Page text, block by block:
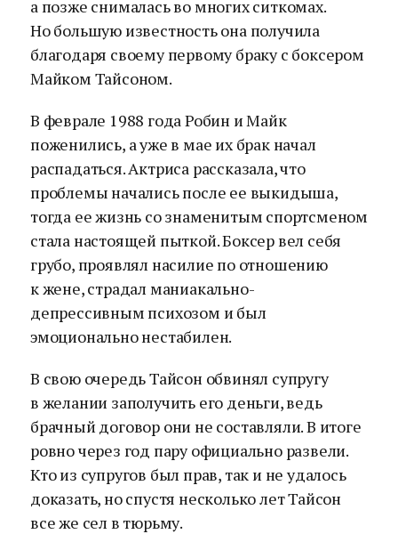
а позже снималась во многих ситкомах.
Но большую известность она получила
благодаря своему первому браку с боксером
Майком Тайсоном.
В феврале 1988 года Робин и Майк
поженились, а уже в мае их брак начал
распадаться. Актриса рассказала, что
проблемы начались после ее выкидыша,
тогда ее жизнь со знаменитым спортсменом
стала настоящей пыткой. Боксер вел себя
грубо, проявлял насилие по отношению
к жене, страдал маниакально-
депрессивным психозом и был
эмоционально нестабилен.
В свою очередь Тайсон обвинял супругу
в желании заполучить его деньги, ведь
брачный договор они не составляли. В итоге
ровно через год пару официально развели.
Кто из супругов был прав, так и не удалось
доказать, но спустя несколько лет Тайсон
все же сел в тюрьму.